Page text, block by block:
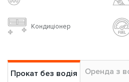
Кондиціонер
Прокат без водія Оренда з